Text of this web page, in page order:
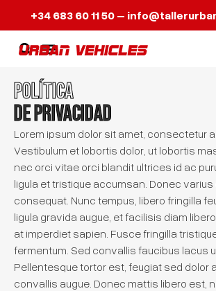
+34 683 60 11 50–
POLÍTICA
DE PRIVACIDAD
Lorem ipsum dolor sit amet, consectetur
Vestibulum et lobortis dolor, ut lobortis
nec orci vitae orci blandit ultrices id ac
ligula et tristique accumsan. Donec
consequat. Nunc tempus, libero fringilla
ligula gravida augue, et facilisis diam
at imperdiet sapien. Fusce fringilla
fermentum. Sed convallis faucibus lacus
Pellentesque tortor est, feugiat sed dolor
convallis augue. Donec mattis libero est,